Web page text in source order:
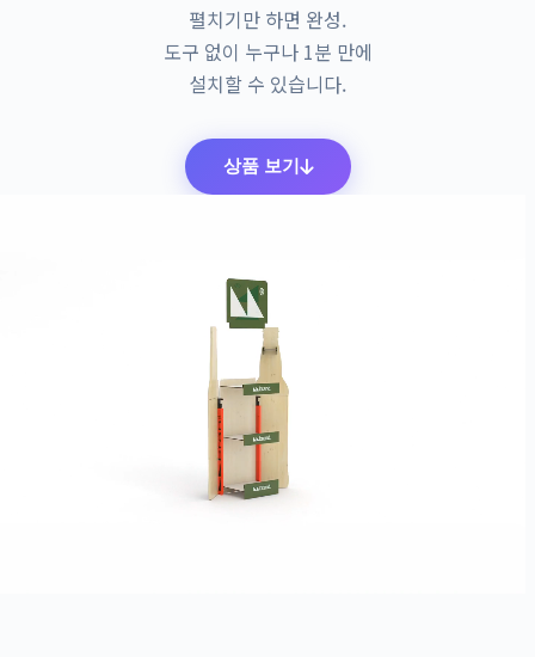
펼치기만 하면 완성.
도구 없이 누구나 1분 만에
설치할 수 있습니다.
상품 보기